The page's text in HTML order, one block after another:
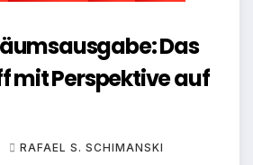
Das
mit Perspektive auf
RAFAEL S. SCHIMANSKI